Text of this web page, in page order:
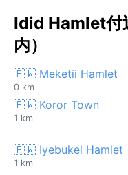
Idid Hamlet付
内）
🇵🇼 Meketii Hamlet
0 km
🇵🇼 Koror Town
1 km
🇵🇼 Iyebukel Hamlet
1 km